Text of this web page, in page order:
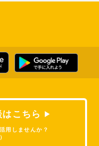
こちら
用しませんか？